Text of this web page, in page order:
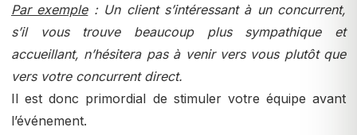
Par exemple: Un client s’intéressant à un concurrent,
s’il vous trouve beaucoup plus sympathique et
accueillant, n’hésitera pas à venir vers vous plutôt que
vers votre concurrent direct.
Il est donc primordial de stimuler votre équipe avant
l’événement.